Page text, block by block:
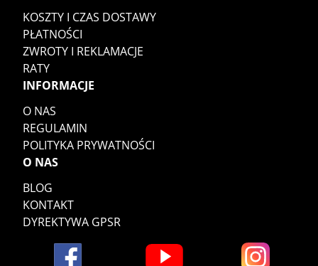
KOSZTY I CZAS DOSTAWY
PŁATNOŚCI
ZWROTY I REKLAMACJE
RATY
INFORMACJE
O NAS
REGULAMIN
POLITYKA PRYWATNOŚCI
O NAS
BLOG
KONTAKT
DYREKTYWA GPSR